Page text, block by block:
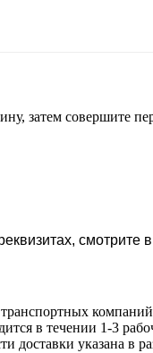
затем
смотрите
в течении 1-3
доставки указана в